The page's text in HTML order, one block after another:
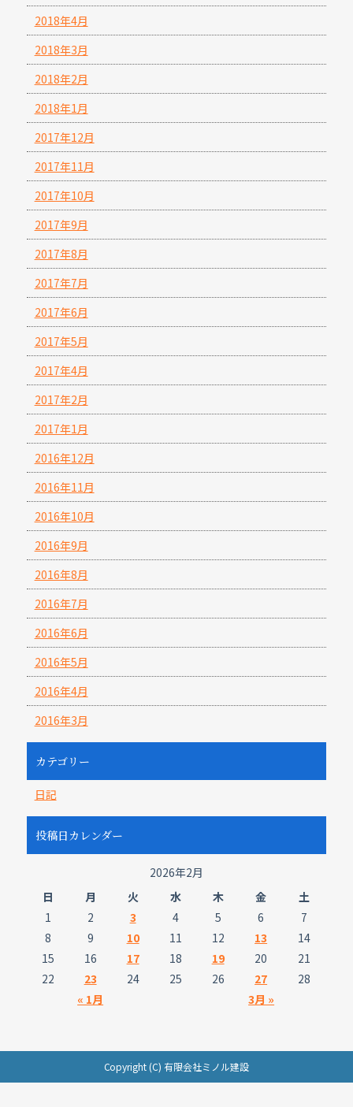
2018年4月
2018年3月
2018年2月
2018年1月
2017年12月
2017年11月
2017年10月
2017年9月
2017年8月
2017年7月
2017年6月
2017年5月
2017年4月
2017年2月
2017年1月
2016年12月
2016年11月
2016年10月
2016年9月
2016年8月
2016年7月
2016年6月
2016年5月
2016年4月
2016年3月
カテゴリー
日記
投稿日カレンダー
2026年2月
日
月 火 水 木 金 土
« 1月 3月 »
1 2 3 4 5 6
7
8
9 10 11 12 13
14
15
16 17 18 19 20
21
22
23 24 25 26 27 28
Copyright (C) 有限会社ミノル建設